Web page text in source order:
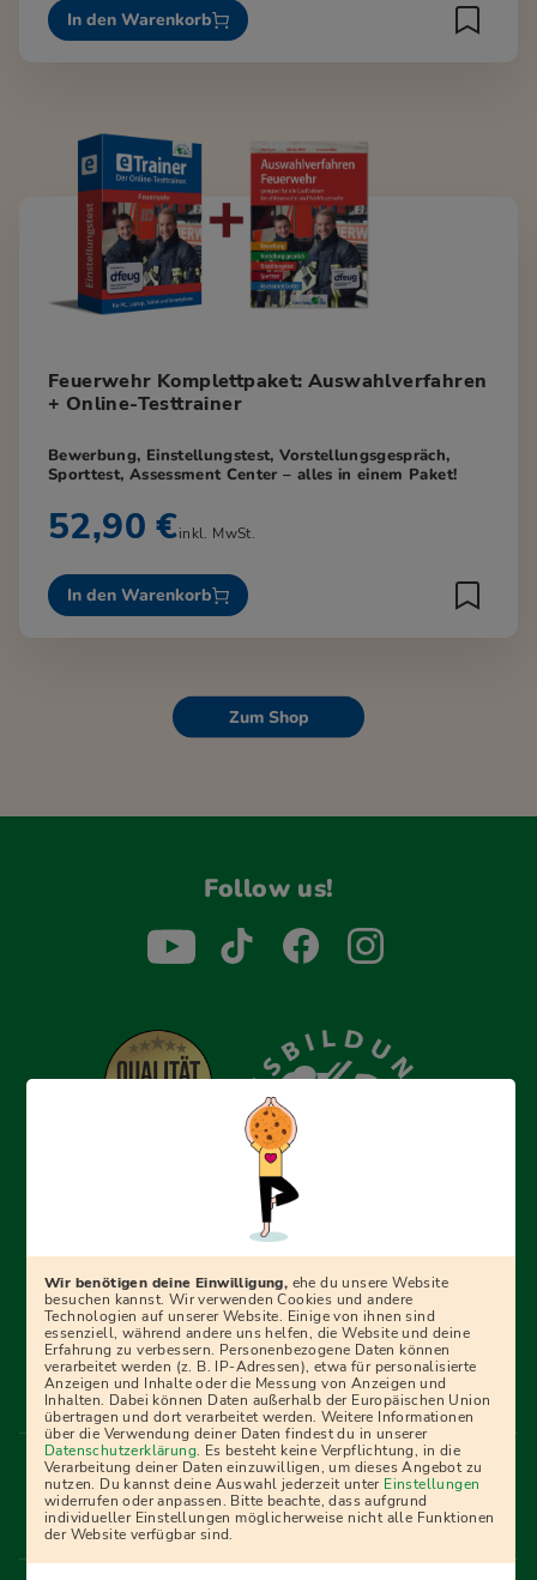
In den Warenkorb
Feuerwehr Komplettpaket: Auswahlverfahren
+ Online-Testtrainer
Bewerbung, Einstellungstest, Vorstellungsgespräch,
Sporttest, Assessment Center – alles in einem Paket!
52,90 €inkl. MwSt.
In den Warenkorb
Zum Shop
Follow us!
Erfolgreich bewerben mit Ausbildungspark: Wir
begleiten dich Schritt für Schritt bei deinem Start in den
Ratgebern und Prüfungspaketen, interaktiven
Videokursen und vielem mehr. Für alle, die was werden
wollen!
Menü Fußleiste
Impressum Bildquellen Presse
Mediadaten
Partner
AGB Datenschutz
Widerrufsbelehrung
Bestellung
Affiliate Partner Cookies
Wir benötigen deine Einwilligung, ehe du unsere Website
besuchen kannst. Wir verwenden Cookies und andere
Technologien auf unserer Website. Einige von ihnen sind
essenziell, während andere uns helfen, die Website und deine
Erfahrung zu verbessern. Personenbezogene Daten können
verarbeitet werden (z. B. IP-Adressen), etwa für personalisierte
Anzeigen und Inhalte oder die Messung von Anzeigen und
Inhalten. Dabei können Daten außerhalb der Europäischen Union
übertragen und dort verarbeitet werden. Weitere Informationen
über die Verwendung deiner Daten findest du in unserer
Datenschutzerklärung. Es besteht keine Verpflichtung, in die
Verarbeitung deiner Daten einzuwilligen, um dieses Angebot zu
nutzen. Du kannst deine Auswahl jederzeit unter Einstellungen
widerrufen oder anpassen. Bitte beachte, dass aufgrund
individueller Einstellungen möglicherweise nicht alle Funktionen
der Website verfügbar sind.